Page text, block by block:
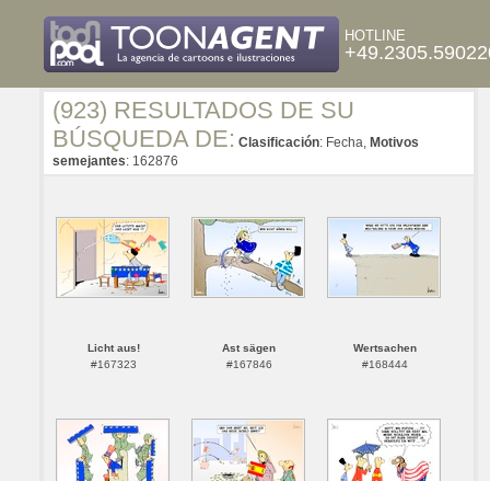
HOTLINE
(923) RESULTADOS DE SU
BÚSQUEDA DE: Clasificación: Fecha, Motivos
semejantes: 162876
Licht aus!
#167323
Ast sägen
#167846
Wertsachen
#168444